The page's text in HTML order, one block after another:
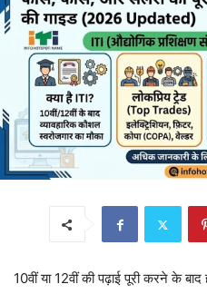
10वीं या 12वीं की पढ़ाई पूरी करने के